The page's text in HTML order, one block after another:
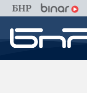
БНР